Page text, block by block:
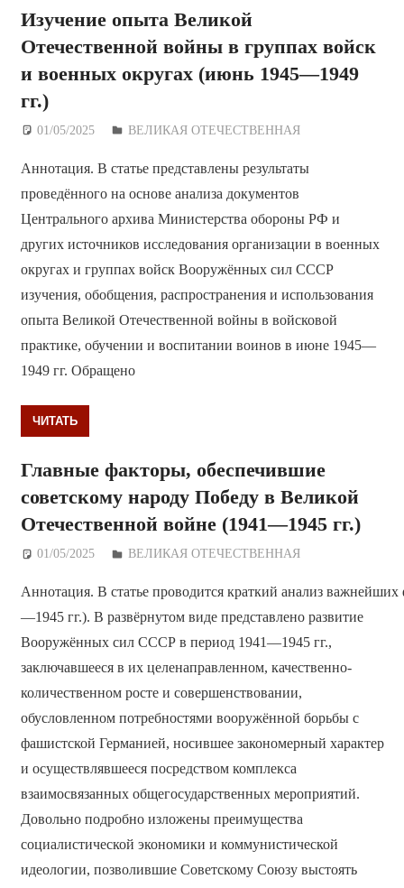
Изучение опыта Великой
Отечественной войны в группах войск
и военных округах (июнь 1945—1949
гг.)
01/05/2025 Дежурный по Редакции
ВЕЛИКАЯ ОТЕЧЕСТВЕННАЯ
Аннотация. В статье представлены результаты
проведённого на основе анализа документов
Центрального архива Министерства обороны РФ и
других источников исследования организации в военных
округах и группах войск Вооружённых сил СССР
изучения, обобщения, распространения и использования
опыта Великой Отечественной войны в войсковой
практике, обучении и воспитании воинов в июне 1945—
1949 гг. Обращено
ЧИТАТЬ
Главные факторы, обеспечившие
советскому народу Победу в Великой
Отечественной войне (1941—1945 гг.)
01/05/2025 Дежурный по Редакции
ВЕЛИКАЯ ОТЕЧЕСТВЕННАЯ
Аннотация. В статье проводится краткий анализ
—1945 гг.). В развёрнутом виде представлено развитие
Вооружённых сил СССР в период 1941—1945 гг.,
заключавшееся в их целенаправленном, качественно-
количественном росте и совершенствовании,
обусловленном потребностями вооружённой борьбы с
фашистской Германией, носившее закономерный характер
и осуществлявшееся посредством комплекса
взаимосвязанных общегосударственных мероприятий.
Довольно подробно изложены преимущества
социалистической экономики и коммунистической
идеологии, позволившие Советскому Союзу выстоять